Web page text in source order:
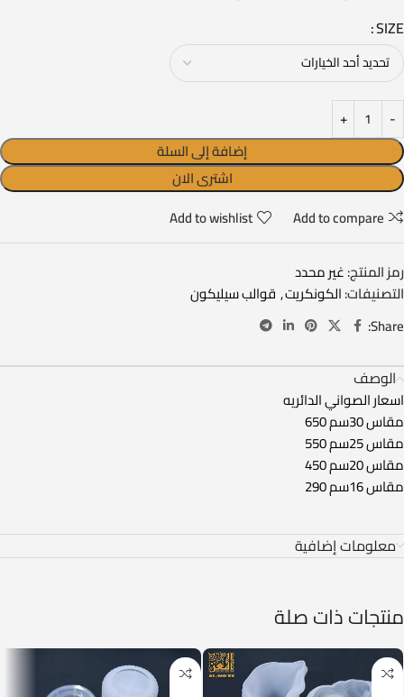
SIZE
إضافة إلى السلة
اشترى الان
Add to compare
Add to wishlist
رمز المنتج:غير محدد
التصنيفات:الكونكريت, قوالب سيليكون
Share:
الوصف
اسعار الصواني الدائريه
مقاس 30سم 650
مقاس 25سم 550
مقاس 20سم 450
مقاس 16سم 290
معلومات إضافية
منتجات ذات صلة